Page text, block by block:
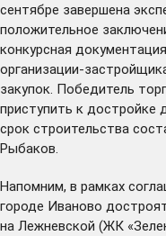
сентябре завершена
положительное
конкурсная
организации-
закупок. Победитель
приступить к достройке
срок строительства
Рыбаков.
Напомним, в рамках
городе Иваново
на Лежневской (ЖК